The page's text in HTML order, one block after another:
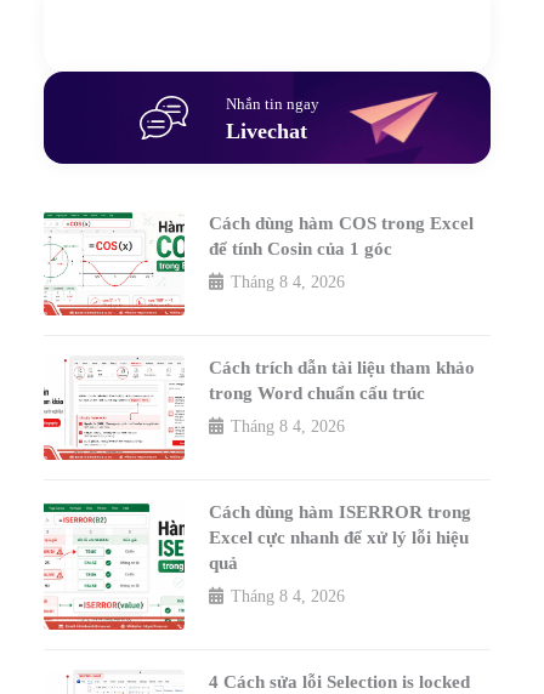
Nhắn tin ngay
Livechat
Cách dùng hàm COS trong Excel
để tính Cosin của 1 góc
Tháng 8 4, 2026
Cách trích dẫn tài liệu tham khảo
trong Word chuẩn cấu trúc
Tháng 8 4, 2026
Cách dùng hàm ISERROR trong
Excel cực nhanh để xử lý lỗi hiệu
quả
Tháng 8 4, 2026
4 Cách sửa lỗi Selection is locked